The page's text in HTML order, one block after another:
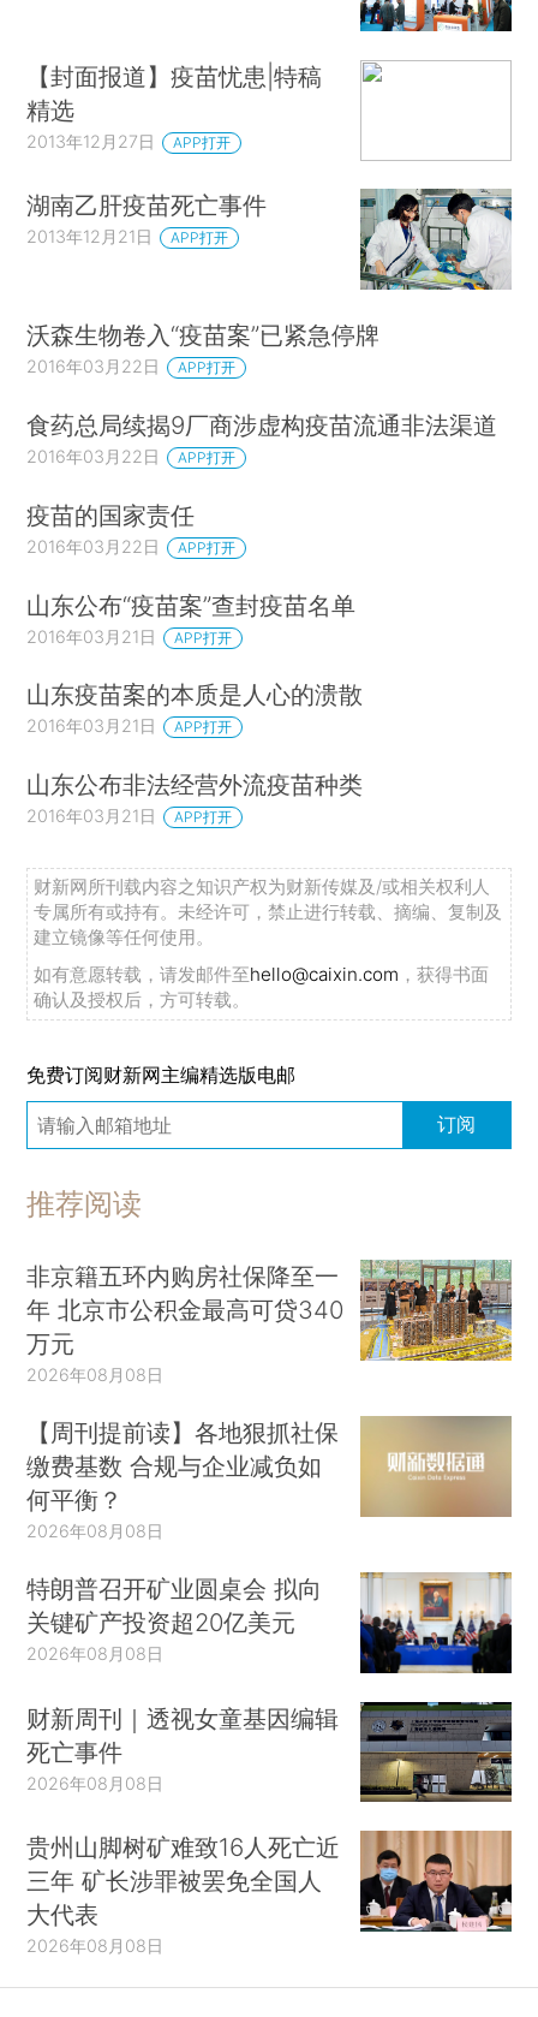
【封面报道】疫苗忧患|特稿
精选
2013年12月27日 APP打开
湖南乙肝疫苗死亡事件
2013年12月21日 APP打开
沃森生物卷入“疫苗案”已紧急停牌
2016年03月22日 APP打开
食药总局续揭9厂商涉虚构疫苗流通非法渠道
2016年03月22日 APP打开
疫苗的国家责任
2016年03月22日 APP打开
山东公布“疫苗案”查封疫苗名单
2016年03月21日 APP打开
山东疫苗案的本质是人心的溃散
2016年03月21日 APP打开
山东公布非法经营外流疫苗种类
2016年03月21日 APP打开
财新网所刊载内容之知识产权为财新传媒及/或相关权利人
专属所有或持有。未经许可，禁止进行转载、摘编、复制及
建立镜像等任何使用。
如有意愿转载，请发邮件至hello@caixin.com ，获得书面
确认及授权后，方可转载。
免费订阅财新网主编精选版电邮
订阅
推荐阅读
非京籍五环内购房社保降至一
年 北京市公积金最高可贷340
万元
2026年08月08日
【周刊提前读】各地狠抓社保
缴费基数 合规与企业减负如
何平衡？
2026年08月08日
特朗普召开矿业圆桌会 拟向
关键矿产投资超20亿美元
2026年08月08日
财新周刊｜透视女童基因编辑
死亡事件
2026年08月08日
贵州山脚树矿难致16人死亡近
三年 矿长涉罪被罢免全国人
大代表
2026年08月08日